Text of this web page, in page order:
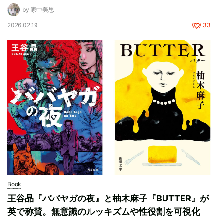
by 家中美思
2026.02.19 33
Book
王谷晶『ババヤガの夜』と柚木麻子『BUTTER』が
英で称賛。無意識のルッキズムや性役割を可視化